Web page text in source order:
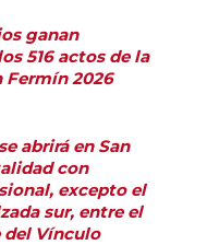
ganan
516 actos de la
Fermín 2026
abrirá en San
con
excepto el
sur, entre el
del Vínculo